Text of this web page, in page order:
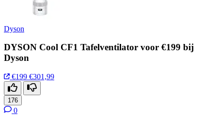
Dyson
DYSON Cool CF1 Tafelventilator voor €199 bij
Dyson
€199 €301,99
176
0